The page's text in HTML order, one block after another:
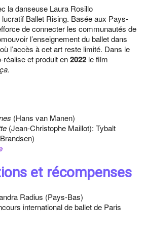
la danseuse Laura Rosillo
lucratif Ballet Rising. Basée aux Pays-
de connecter les communautés de
l’enseignement du ballet dans
l’accès à cet art reste limité. Dans le
et produit en2022 le film
.
(Hans van Manen)
(Jean-Christophe Maillot): Tybalt
et récompenses
Radius (Pays-Bas)
international de ballet de Paris